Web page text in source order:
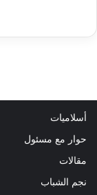
أسلاميات
حوار مع مسئول
مقالات
نجم الشباب